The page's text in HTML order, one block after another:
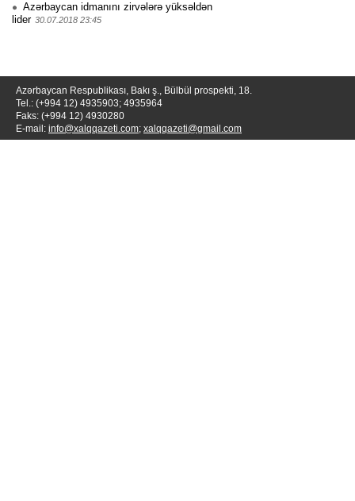
Azərbaycan idmanını zirvələrə yüksəldən
lider 30.07.2018 23:45
Azərbaycan Respublikası, Bakı ş., Bülbül prospekti, 18.
Tel.: (+994 12) 4935903; 4935964
Faks: (+994 12) 4930280
E-mail: info@xalqqazeti.com; xalqqazeti@gmail.com